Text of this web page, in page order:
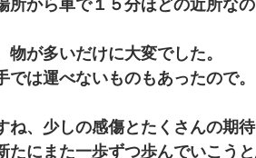
が多いだけに大変でした。
は運べないものもあったので。
、少しの感傷とたくさんの期待
にまた一歩ずつ歩んでいこうと